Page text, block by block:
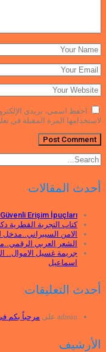
احفظ اسمي، بريدي
لاستخدامها المرة المقبلة في
أحدث المقالات
Erişim İpuçları
كتاب التجربة القطرية
الامن
الشعر العربي
جريمة غسيل الاموال..
اسماعيل
أحدث التعليقات
admin على مرحباً بكم
الأرشيف